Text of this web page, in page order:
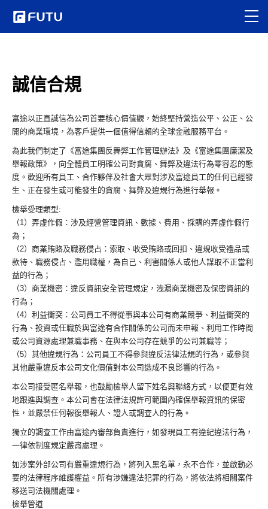
誠信合規
富途以正直誠信為公司首要核心價值觀，始終堅持營造公平、公正、公
開的商業環境，為客戶提供一個值得信賴的全球金融服務平台。
為此我們制定了《富途集團反舞弊工作管理辦法》及《富途集團廉潔及
舉報政策》，向全體員工明確公司對貪腐、舞弊及違法行為零容忍的態
度。歡迎所有員工、合作夥伴及社會大眾對涉及富途員工的任何已經發
生、正在發生或可能發生的貪腐、舞弊及違規行為進行舉報。
檢舉受理類型:
（1）弄虛作假：涉及經營管理資訊、數據、費用、採購的弄虛作假行
為；
（2）商業賄賂及職務侵占：索取、收受賄賂或回扣、違規收受禮品或
款待、職務侵占、濫用職權，為自己、利害關係人或他人謀取不正當利
益的行為；
（3）商業機密：違反資訊安全管理規定，洩漏商業機密及保密資訊的
行為；
（4）利益衝突：公司員工不得從事與本公司有商業競爭、利益衝突的
行為、投資或任職於與富途有合作關係的公司而未申報、利用工作時間
或公司資源處理兼職事務、在與本公司存在競爭的公司兼職等；
（5）其他違規行為：公司員工不得參與違反法律法規的行為，或參與
其他嚴重違反本公司文化價值對本公司造成不良影響的行為。
本公司接受匿名舉報，也鼓勵檢舉人留下姓名與聯絡方式，以便更有效
地跟進與調查。本公司會在法律法規許可範圍內確保舉報資訊的保密
性，並嚴禁任何報復舉報人、證人或調查人的行為。
獨立的調查工作由富途內審部負責進行，如發現員工有違紀違法行為，
一律依制度規定嚴肅處理。
如涉案外部公司有嚴重違規行為，將列入黑名單，永不合作，並啟動必
要的法律程序維護權益。所有涉嫌違法犯罪的行為，將依法將相關案件
移送司法機關處理。
檢舉管道